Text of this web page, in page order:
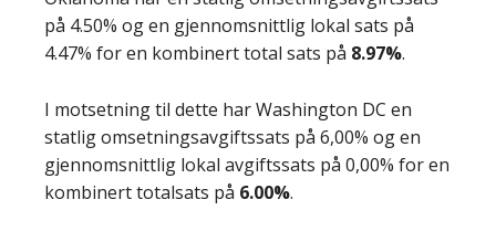
på 4.50% og en gjennomsnittlig lokal sats på
4.47% for en kombinert total sats på 8.97%.
I motsetning til dette har Washington DC en
statlig omsetningsavgiftssats på 6,00% og en
gjennomsnittlig lokal avgiftssats på 0,00% for en
kombinert totalsats på 6.00%.